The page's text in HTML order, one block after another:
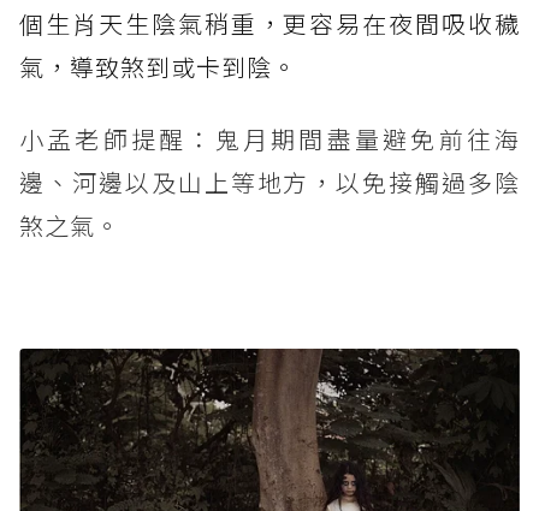
個生肖天生陰氣稍重，更容易在夜間吸收穢
氣，導致煞到或卡到陰。
小孟老師提醒：鬼月期間盡量避免前往海
邊、河邊以及山上等地方，以免接觸過多陰
煞之氣。